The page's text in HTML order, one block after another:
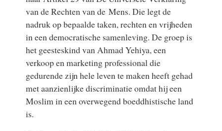
van de Rechten van de Mens. Die legt de
nadruk op bepaalde taken, rechten en vrijheden
in een democratische samenleving. De groep is
het geesteskind van Ahmad Yehiya, een
verkoop en marketing professional die
gedurende zijn hele leven te maken heeft gehad
met aanzienlijke discriminatie omdat hij een
Moslim in een overwegend boeddhistische land
is.